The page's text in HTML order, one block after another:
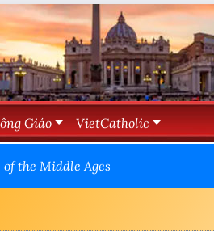
Giáo VietCatholic
the Middle Ages